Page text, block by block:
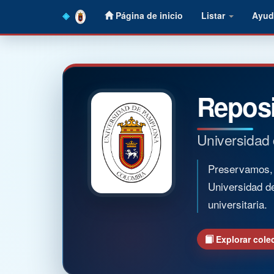
Página de inicio Listar
Universidad
universitaria.
Explorar